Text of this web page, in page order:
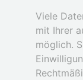
Viele
mit Ihrer
möglich.